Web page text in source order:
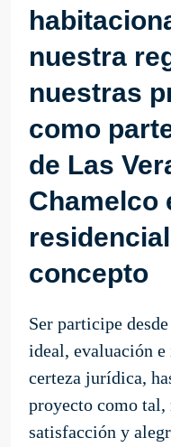
nuestra
nuestras
como
de Las
Chamelco
concepto
Ser participe
ideal, evaluación
certeza jurídica,
proyecto como tal,
satisfacción y